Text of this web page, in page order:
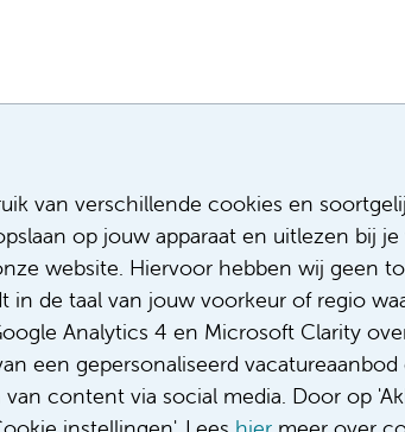
van verschillende cookies en
op jouw apparaat en uitlezen bij
website. Hiervoor hebben wij geen
de taal van jouw voorkeur of regio
Analytics 4 en Microsoft Clarity
een gepersonaliseerd
content via social media. Door op
Meest recente vacatures
Assistent infectiepreventie
Facilitair Coördinator
Adviseur (patiënten)voeding met een
focus op duurzame voeding
Fellow abdominale radiologie